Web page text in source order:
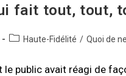
fait tout, tout,
PostHaute-Fidélité / Quoi de
le public avait réagi de